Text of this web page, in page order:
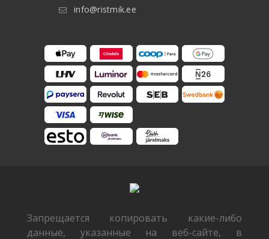
info@ristmik.ee
Запрещается копировать какие-либо
данные, указанные на веб-сайте, в